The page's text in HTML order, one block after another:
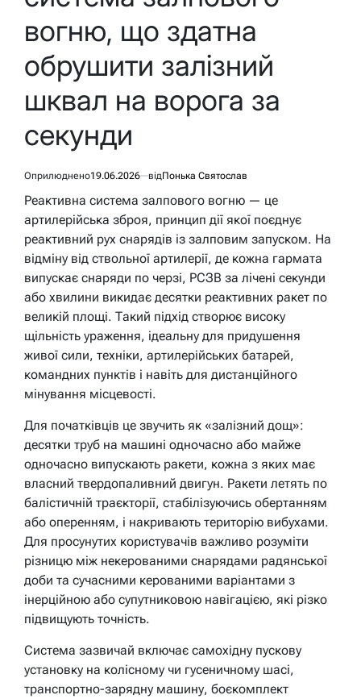
вогню, що здатна
обрушити залізний
шквал на ворога за
секунди
Оприлюднено19.06.2026 відПонька Святослав
Реактивна система залпового вогню — це
артилерійська зброя, принцип дії якої поєднує
реактивний рух снарядів із залповим запуском. На
відміну від ствольної артилерії, де кожна гармата
випускає снаряди по черзі, РСЗВ за лічені секунди
або хвилини викидає десятки реактивних ракет по
великій площі. Такий підхід створює високу
щільність ураження, ідеальну для придушення
живої сили, техніки, артилерійських батарей,
командних пунктів і навіть для дистанційного
мінування місцевості.
Для початківців це звучить як «залізний дощ»:
десятки труб на машині одночасно або майже
одночасно випускають ракети, кожна з яких має
власний твердопаливний двигун. Ракети летять по
балістичній траєкторії, стабілізуючись обертанням
або оперенням, і накривають територію вибухами.
Для просунутих користувачів важливо розуміти
різницю між некерованими снарядами радянської
доби та сучасними керованими варіантами з
інерційною або супутниковою навігацією, які різко
підвищують точність.
Система зазвичай включає самохідну пускову
установку на колісному чи гусеничному шасі,
транспортно-зарядну машину, боєкомплект